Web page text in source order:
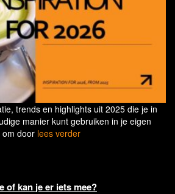
trends en highlights uit 2025 die je in
manier kunt gebruiken in je eigen
om door lees verder
of kan je er iets mee?